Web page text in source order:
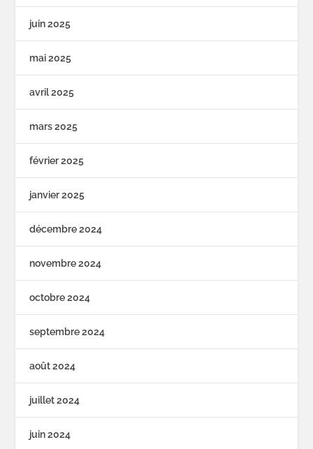
juin 2025
mai 2025
avril 2025
mars 2025
février 2025
janvier 2025
décembre 2024
novembre 2024
octobre 2024
septembre 2024
août 2024
juillet 2024
juin 2024